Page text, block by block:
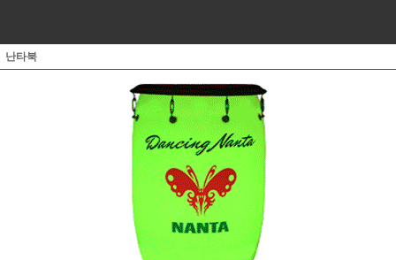
난타북